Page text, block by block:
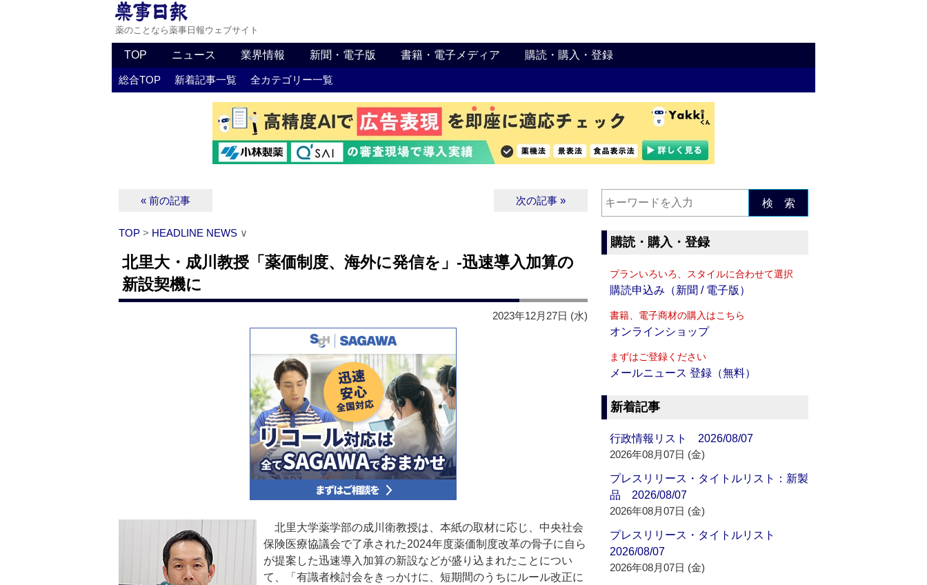
薬のことなら薬事日報ウェブサイト
TOP ニュース 業界情報 新聞・電子版 書籍・電子メディア 購読・購入・登録
総合TOP 新着記事一覧 全カテゴリー一覧
« 前の記事 次の記事 »
TOP > HEADLINE NEWS ∨
北里大・成川教授「薬価制度、海外に発信を」‐迅速導入加算の
新設契機に
2023年12月27日 (水)
北里大学薬学部の成川衛教授は、本紙の取材に応じ、中央社会
保険医療協議会で了承された2024年度薬価制度改革の骨子に自ら
が提案した迅速導入加算の新設などが盛り込まれたことについ
て、「有識者検討会をきっかけに、短期間のうちにルール改正に
検 索
購読・購入・登録
プランいろいろ、スタイルに合わせて選択
購読申込み（新聞 / 電子版）
書籍、電子商材の購入はこちら
オンラインショップ
まずはご登録ください
メールニュース 登録（無料）
新着記事
行政情報リスト 2026/08/07
2026年08月07日 (金)
プレスリリース・タイトルリスト：新製
品 2026/08/07
2026年08月07日 (金)
プレスリリース・タイトルリスト
2026/08/07
2026年08月07日 (金)